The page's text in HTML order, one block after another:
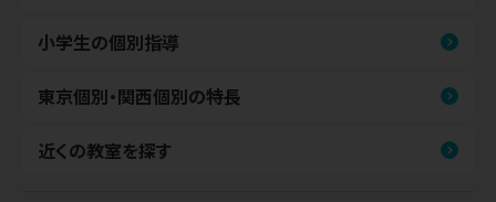
小学生の個別指導
東京個別・関西個別の特長
近くの教室を探す